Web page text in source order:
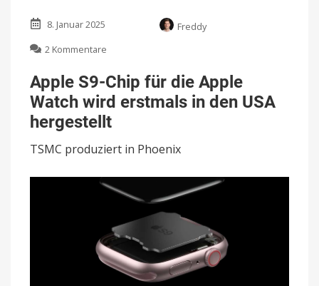
8. Januar 2025
Freddy
2 Kommentare
S9-
Chip
für
die
Apple
Watch
wird
in
den
hergestellt
Apple S9-Chip für die Apple
Watch wird erstmals in den USA
hergestellt
TSMC produziert in Phoenix